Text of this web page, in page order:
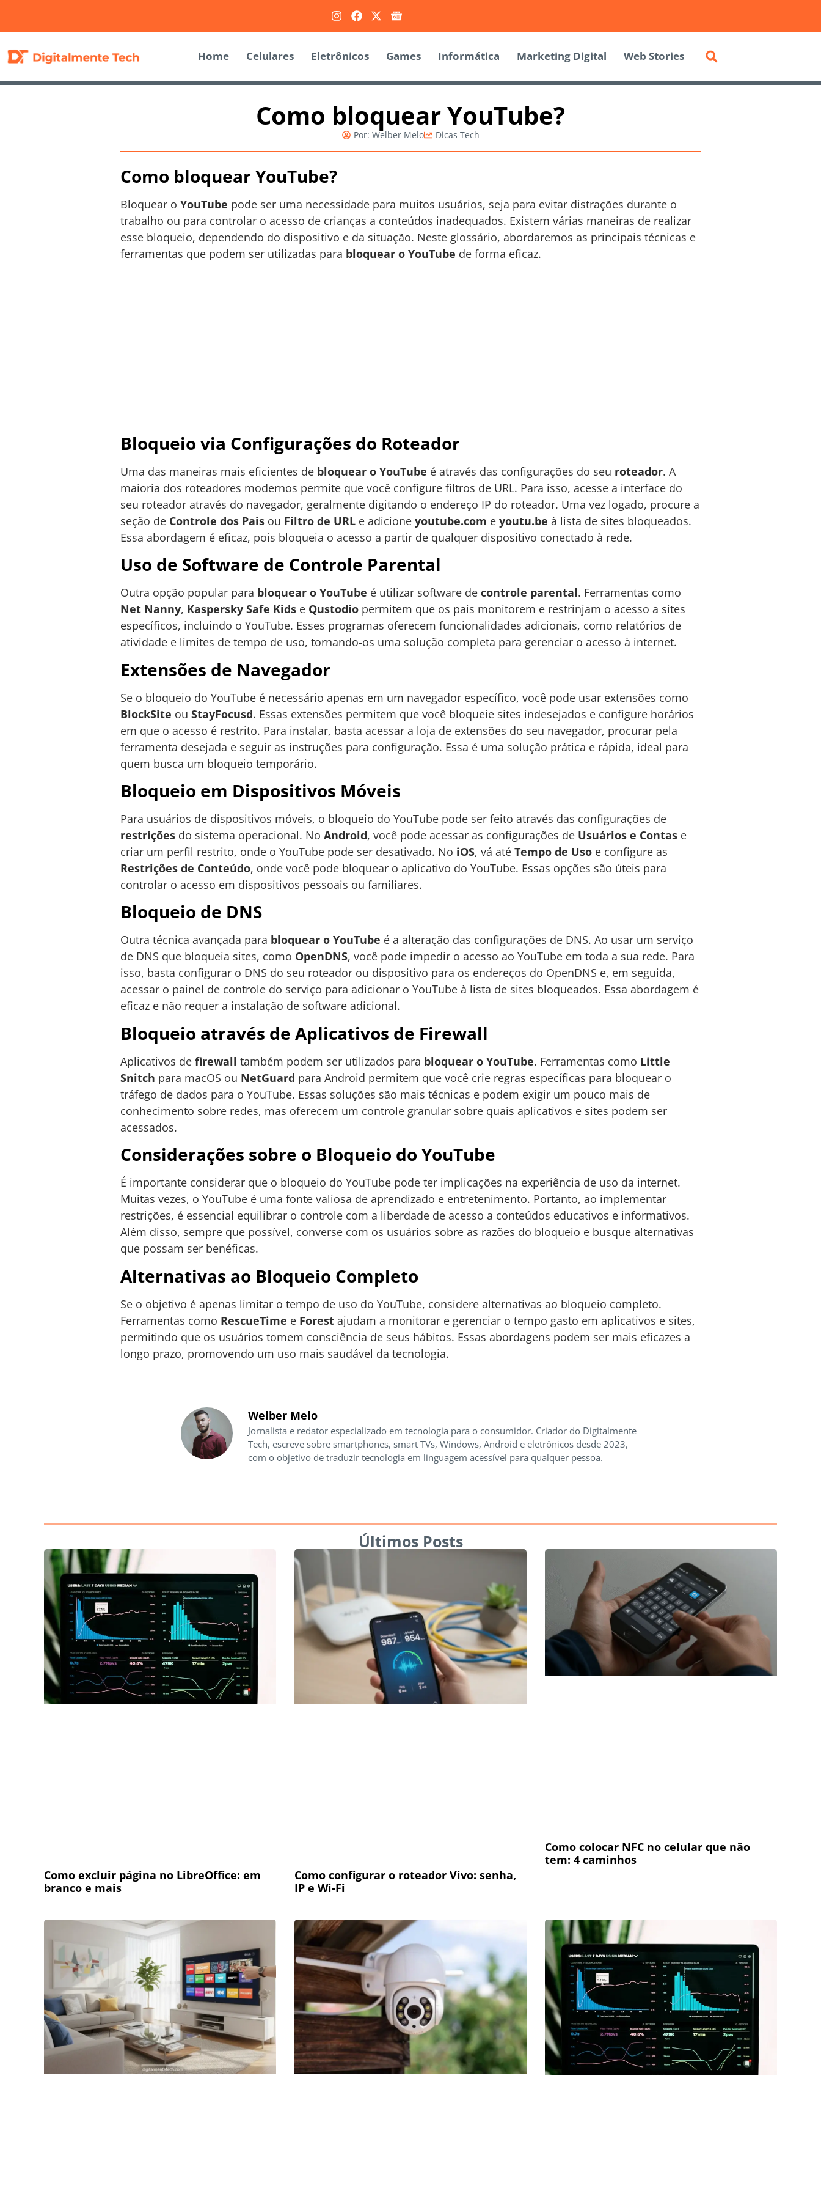
Home Celulares Eletrônicos Games Informática Marketing Digital Web Stories
Como bloquear YouTube?
Por: Welber Melo Dicas Tech
Como bloquear YouTube?
Bloquear o YouTube pode ser uma necessidade para muitos usuários, seja para evitar distrações durante o
trabalho ou para controlar o acesso de crianças a conteúdos inadequados. Existem várias maneiras de realizar
esse bloqueio, dependendo do dispositivo e da situação. Neste glossário, abordaremos as principais técnicas e
ferramentas que podem ser utilizadas para bloquear o YouTube de forma eficaz.
Bloqueio via Configurações do Roteador
Uma das maneiras mais eficientes de bloquear o YouTube é através das configurações do seu roteador. A
maioria dos roteadores modernos permite que você configure filtros de URL. Para isso, acesse a interface do
seu roteador através do navegador, geralmente digitando o endereço IP do roteador. Uma vez logado, procure a
seção de Controle dos Pais ou Filtro de URL e adicione youtube.com e youtu.be à lista de sites bloqueados.
Essa abordagem é eficaz, pois bloqueia o acesso a partir de qualquer dispositivo conectado à rede.
Uso de Software de Controle Parental
Outra opção popular para bloquear o YouTube é utilizar software de controle parental. Ferramentas como
Net Nanny, Kaspersky Safe Kids e Qustodio permitem que os pais monitorem e restrinjam o acesso a sites
específicos, incluindo o YouTube. Esses programas oferecem funcionalidades adicionais, como relatórios de
atividade e limites de tempo de uso, tornando-os uma solução completa para gerenciar o acesso à internet.
Extensões de Navegador
Se o bloqueio do YouTube é necessário apenas em um navegador específico, você pode usar extensões como
BlockSite ou StayFocusd. Essas extensões permitem que você bloqueie sites indesejados e configure horários
em que o acesso é restrito. Para instalar, basta acessar a loja de extensões do seu navegador, procurar pela
ferramenta desejada e seguir as instruções para configuração. Essa é uma solução prática e rápida, ideal para
quem busca um bloqueio temporário.
Bloqueio em Dispositivos Móveis
Para usuários de dispositivos móveis, o bloqueio do YouTube pode ser feito através das configurações de
restrições do sistema operacional. No Android, você pode acessar as configurações de Usuários e Contas e
criar um perfil restrito, onde o YouTube pode ser desativado. No iOS, vá até Tempo de Uso e configure as
Restrições de Conteúdo, onde você pode bloquear o aplicativo do YouTube. Essas opções são úteis para
controlar o acesso em dispositivos pessoais ou familiares.
Bloqueio de DNS
Outra técnica avançada para bloquear o YouTube é a alteração das configurações de DNS. Ao usar um serviço
de DNS que bloqueia sites, como OpenDNS, você pode impedir o acesso ao YouTube em toda a sua rede. Para
isso, basta configurar o DNS do seu roteador ou dispositivo para os endereços do OpenDNS e, em seguida,
acessar o painel de controle do serviço para adicionar o YouTube à lista de sites bloqueados. Essa abordagem é
eficaz e não requer a instalação de software adicional.
Bloqueio através de Aplicativos de Firewall
Aplicativos de firewall também podem ser utilizados para bloquear o YouTube. Ferramentas como Little
Snitch para macOS ou NetGuard para Android permitem que você crie regras específicas para bloquear o
tráfego de dados para o YouTube. Essas soluções são mais técnicas e podem exigir um pouco mais de
conhecimento sobre redes, mas oferecem um controle granular sobre quais aplicativos e sites podem ser
acessados.
Considerações sobre o Bloqueio do YouTube
É importante considerar que o bloqueio do YouTube pode ter implicações na experiência de uso da internet.
Muitas vezes, o YouTube é uma fonte valiosa de aprendizado e entretenimento. Portanto, ao implementar
restrições, é essencial equilibrar o controle com a liberdade de acesso a conteúdos educativos e informativos.
Além disso, sempre que possível, converse com os usuários sobre as razões do bloqueio e busque alternativas
que possam ser benéficas.
Alternativas ao Bloqueio Completo
Se o objetivo é apenas limitar o tempo de uso do YouTube, considere alternativas ao bloqueio completo.
Ferramentas como RescueTime e Forest ajudam a monitorar e gerenciar o tempo gasto em aplicativos e sites,
permitindo que os usuários tomem consciência de seus hábitos. Essas abordagens podem ser mais eficazes a
longo prazo, promovendo um uso mais saudável da tecnologia.
Welber Melo
Jornalista e redator especializado em tecnologia para o consumidor. Criador do Digitalmente
Tech, escreve sobre smartphones, smart TVs, Windows, Android e eletrônicos desde 2023,
com o objetivo de traduzir tecnologia em linguagem acessível para qualquer pessoa.
Últimos Posts
Como excluir página no LibreOffice: em
branco e mais
Como configurar o roteador Vivo: senha,
IP e Wi-Fi
Como colocar NFC no celular que não
tem: 4 caminhos